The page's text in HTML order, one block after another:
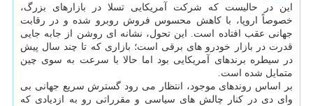
این در حالیست که شرکت آمریکایی تسلا در بازارهای بزرگ،
خصوصاً اروپا، با کاهش محسوس فروش روبرو شده و در رقابت
جهانی عقب افتاده است. این تحول، نشانه ای روشن از جابه جایی
قدرت در بازار خودرو های برقی است؛ بازاری که تا چند سال پیش
در سیطره برندهای آمریکایی بود اما حالا با سرعت به سوی چین
متمایل شده است.
بر اساس روندهای موجود، انتظار می رود گسترش سریع جهانی بی
وای دی در کنار چالش های سیاسی و مقرراتی رو به ازدیادی که